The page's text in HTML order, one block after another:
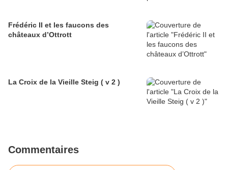
Frédéric II et les faucons des
châteaux d’Ottrott
La Croix de la Vieille Steig ( v 2 )
Commentaires